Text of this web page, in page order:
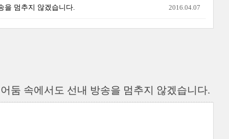
을 멈추지 않겠습니다. 2016.04.07
둠 속에서도 선내 방송을 멈추지 않겠습니다.